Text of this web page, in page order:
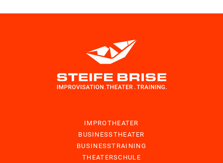
IMPROTHEATER
BUSINESSTHEATER
BUSINESSTRAINING
THEATERSCHULE